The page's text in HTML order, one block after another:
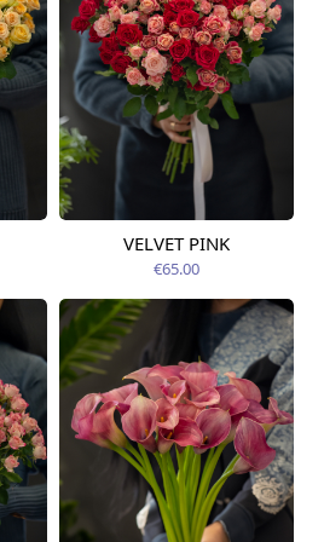
Pieejams šodien
VELVET PINK
€65.00